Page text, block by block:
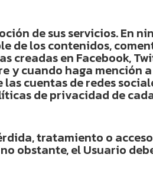
de sus servicios. En
de los contenidos,
creadas en Facebook,
y cuando haga mención
cuentas de redes
de privacidad de
tratamiento o
obstante, el Usuario